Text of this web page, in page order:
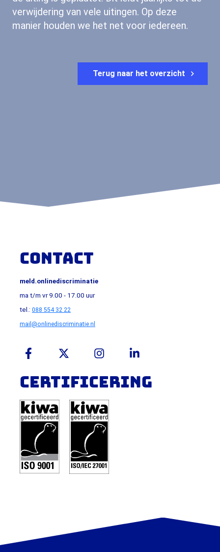
aan de hand van het Wetboek van
en relevante jurisprudentie. Wanneer er
verwijderingsverzoek in bij het platform
de uiting is geplaatst. Dit leidt jaarlijks tot
Terug naar het overzicht
Contact
ma t/m vr 9.00 - 17.00 uur